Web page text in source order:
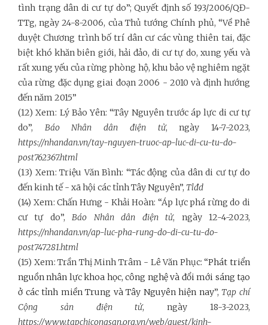
tình trạng dân di cư tự do”; Quyết định số 193/2006/QĐ-
TTg, ngày 24-8-2006, của Thủ tướng Chính phủ, “Về Phê
duyệt Chương trình bố trí dân cư các vùng thiên tai, đặc
biệt khó khăn biên giới, hải đảo, di cư tự do, xung yếu và
rất xung yếu của rừng phòng hộ, khu bảo vệ nghiêm ngặt
của rừng đặc dụng giai đoạn 2006 - 2010 và định hướng
đến năm 2015”
(12) Xem: Lý Bảo Yên: “Tây Nguyên trước áp lực di cư tự
do”, Báo Nhân dân điện tử, ngày 14-7-2023,
https://nhandan.vn/tay-nguyen-truoc-ap-luc-di-cu-tu-do-
post762367.html
(13) Xem: Triệu Văn Bình: “Tác động của dân di cư tự do
đến kinh tế - xã hội các tỉnh Tây Nguyên”, Tlđd
(14) Xem: Chấn Hưng - Khải Hoàn: “Áp lực phá rừng do di
cư tự do”,Báo Nhân dân điện tử, ngày 12-4-2023,
https://nhandan.vn/ap-luc-pha-rung-do-di-cu-tu-do-
post747281.html
(15) Xem: Trần Thị Minh Trâm - Lê Văn Phục: “Phát triển
nguồn nhân lực khoa học, công nghệ và đổi mới sáng tạo
ở các tỉnh miền Trung và Tây Nguyên hiện nay”, Tạp chí
Cộng sản điện tử, ngày 18-3-2023,
https://www.tapchicongsan.org.vn/web/guest/kinh-